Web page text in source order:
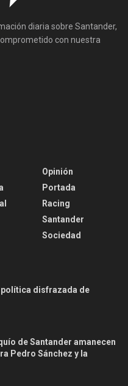
diaria sobre Santander,
con nuestra
Opinión
Portada
Racing
Santander
Sociedad
política disfrazada de
de Santander amanecen
Pedro Sánchez y la